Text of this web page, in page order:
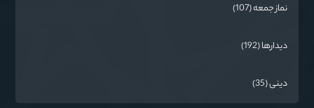
نماز جمعه (107)
دیدارها (192)
دینی (35)